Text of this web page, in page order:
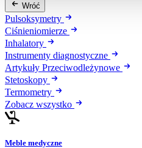
Wróć
Pulsoksymetry
Ciśnieniomierze
Inhalatory
Instrumenty diagnostyczne
Artykuły Przeciwodleżynowe
Stetoskopy
Termometry
Zobacz wszystko
Meble medyczne